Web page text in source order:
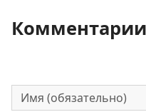
Комментарии